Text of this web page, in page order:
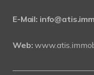
E-Mail:
Web: